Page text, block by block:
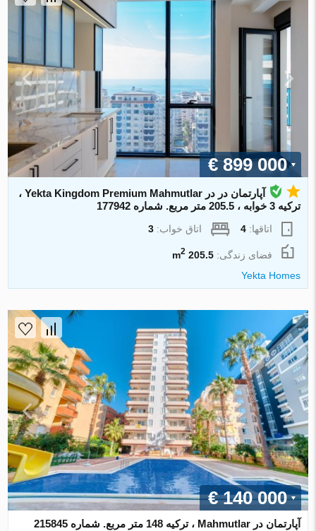
€ 899 000
آپارتمان در در Yekta Kingdom Premium Mahmutlar ،
ترکیه 3 خوابه ، 205.5 متر مربع. شماره 177942
اتاقها:4 اتاق خواب:3
فضای زندگی:205.5 m
2
Yekta Homes
€ 140 000
آپارتمان در Mahmutlar ، ترکیه 148 متر مربع. شماره 215845